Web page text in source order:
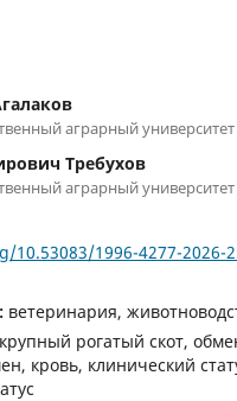
аграрный университет
Требухов
аграрный университет
1996-4277-2026-
ветеринария,
рогатый скот,
кровь, клинический